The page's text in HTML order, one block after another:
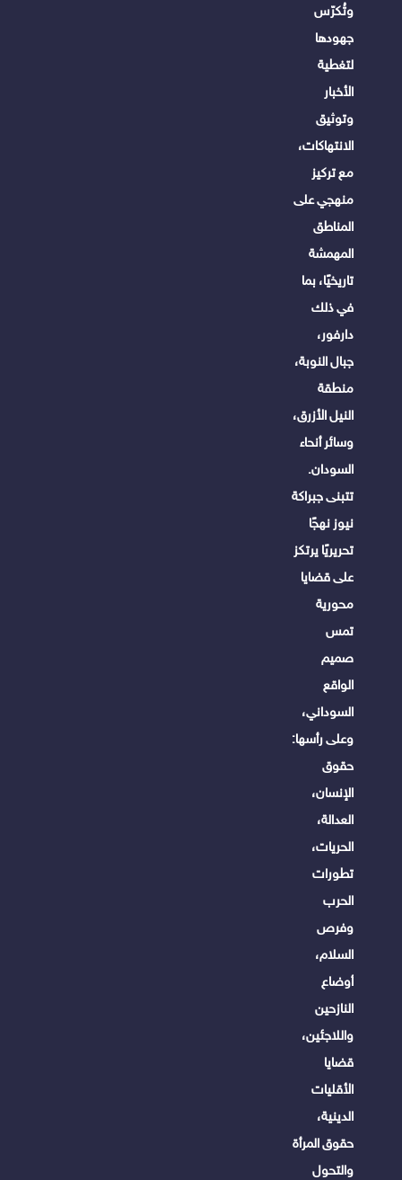
وتُكرّس
جهودها
لتغطية
الأخبار
وتوثيق
الانتهاكات،
مع تركيز
منهجي على
المناطق
المهمشة
تاريخيًا، بما
في ذلك
دارفور،
جبال النوبة،
منطقة
النيل الأزرق،
وسائر أنحاء
السودان.
تتبنى جبراكة
نيوز نهجًا
تحريريًا يرتكز
على قضايا
محورية
تمس
صميم
الواقع
السوداني،
وعلى رأسها:
حقوق
الإنسان،
العدالة،
الحريات،
تطورات
الحرب
وفرص
السلام،
أوضاع
النازحين
واللاجئين،
قضايا
الأقليات
الدينية،
حقوق المرأة
والتحول